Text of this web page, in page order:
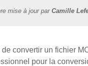
mise à jour par Camille
convertir un fichier
pour la